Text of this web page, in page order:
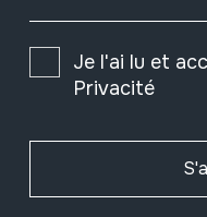
Je l'ai lu et
Privacité